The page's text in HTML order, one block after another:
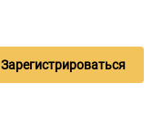
Зарегистрироваться